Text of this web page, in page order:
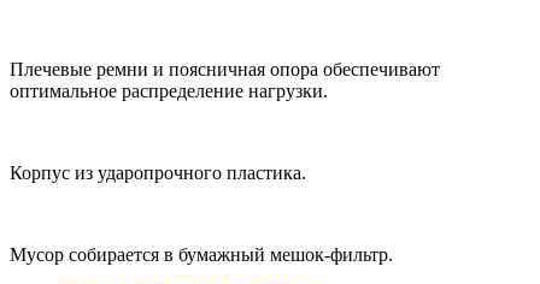
Плечевые ремни и поясничная опора обеспечивают
оптимальное распределение нагрузки.
Корпус из ударопрочного пластика.
Мусор собирается в бумажный мешок-фильтр.